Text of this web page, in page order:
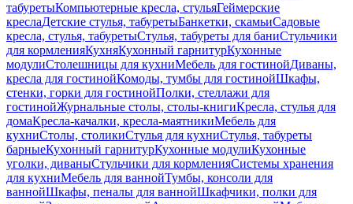
табуретыКомпьютерные кресла, стульяГеймерские
креслаДетские стулья, табуретыБанкетки, скамьиСадовые
кресла, стулья, табуретыСтулья, табуреты для баниСтульчики
для кормленияКухняКухонный гарнитурКухонные
модулиСтолешницы для кухниМебель для гостинойДиваны,
кресла для гостинойКомоды, тумбы для гостинойШкафы,
стенки, горки для гостинойПолки, стеллажи для
гостинойЖурнальные столы, столы-книгиКресла, стулья для
домаКресла-качалки, кресла-маятникиМебель для
кухниСтолы, столикиСтулья для кухниСтулья, табуреты
барныеКухонный гарнитурКухонные модулиКухонные
уголки, диваныСтульчики для кормленияСистемы хранения
для кухниМебель для ваннойТумбы, консоли для
ваннойШкафы, пеналы для ваннойШкафчики, полки для